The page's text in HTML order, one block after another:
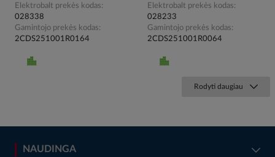
Elektrobalt prekės kodas
028338
Gamintojo prekės kodas
2CDS251001R0164
Elektrobalt prekės kodas
028233
Gamintojo prekės kodas
2CDS251001R0064
Rodyti daugiau
NAUDINGA